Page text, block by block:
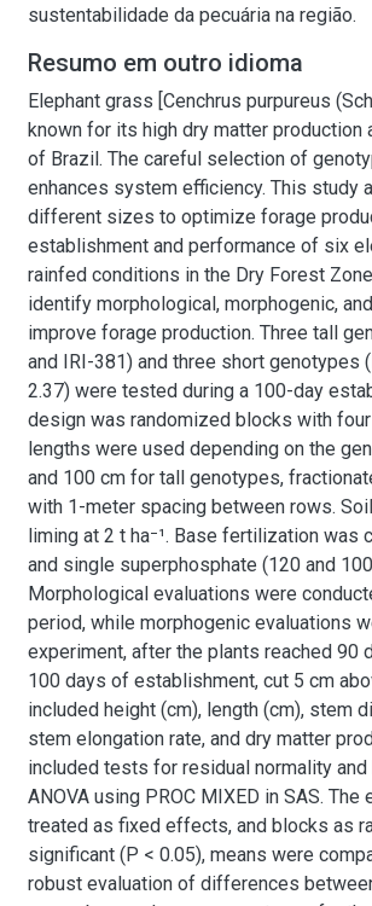
sustentabilidade da pecuária na região.
Resumo em outro idioma
Elephant grass [Cenchrus purpureus
known for its high dry matter
of Brazil. The careful selection of
enhances system efficiency. This study
different sizes to optimize forage
establishment and performance of six
rainfed conditions in the Dry Forest
identify morphological, morphogenic,
improve forage production. Three tall
and IRI-381) and three short genotypes
2.37) were tested during a 100-day
design was randomized blocks with
lengths were used depending on the
and 100 cm for tall genotypes,
with 1-meter spacing between rows.
liming at 2 t ha⁻¹. Base fertilization
and single superphosphate (120 and
Morphological evaluations were
period, while morphogenic evaluations
experiment, after the plants reached 90
100 days of establishment, cut 5 cm
included height (cm), length (cm), stem
stem elongation rate, and dry matter
included tests for residual normality
ANOVA using PROC MIXED in SAS.
treated as fixed effects, and blocks as
significant (P < 0.05), means were
robust evaluation of differences